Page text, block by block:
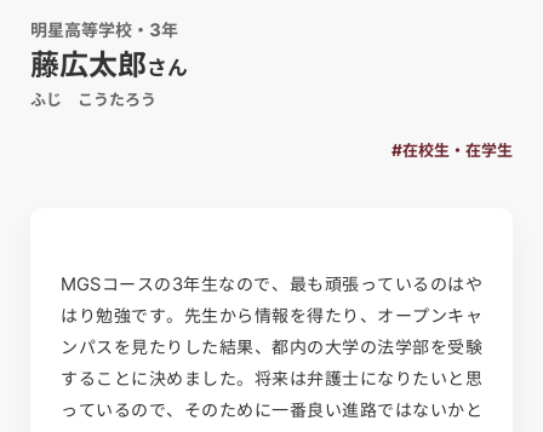
明星高等学校・3年
藤広太郎さん
ふじ こうたろう
#在校生・在学生
MGSコースの3年生なので、最も頑張っているのはや
はり勉強です。先生から情報を得たり、オープンキャ
ンパスを見たりした結果、都内の大学の法学部を受験
することに決めました。将来は弁護士になりたいと思
っているので、そのために一番良い進路ではないかと